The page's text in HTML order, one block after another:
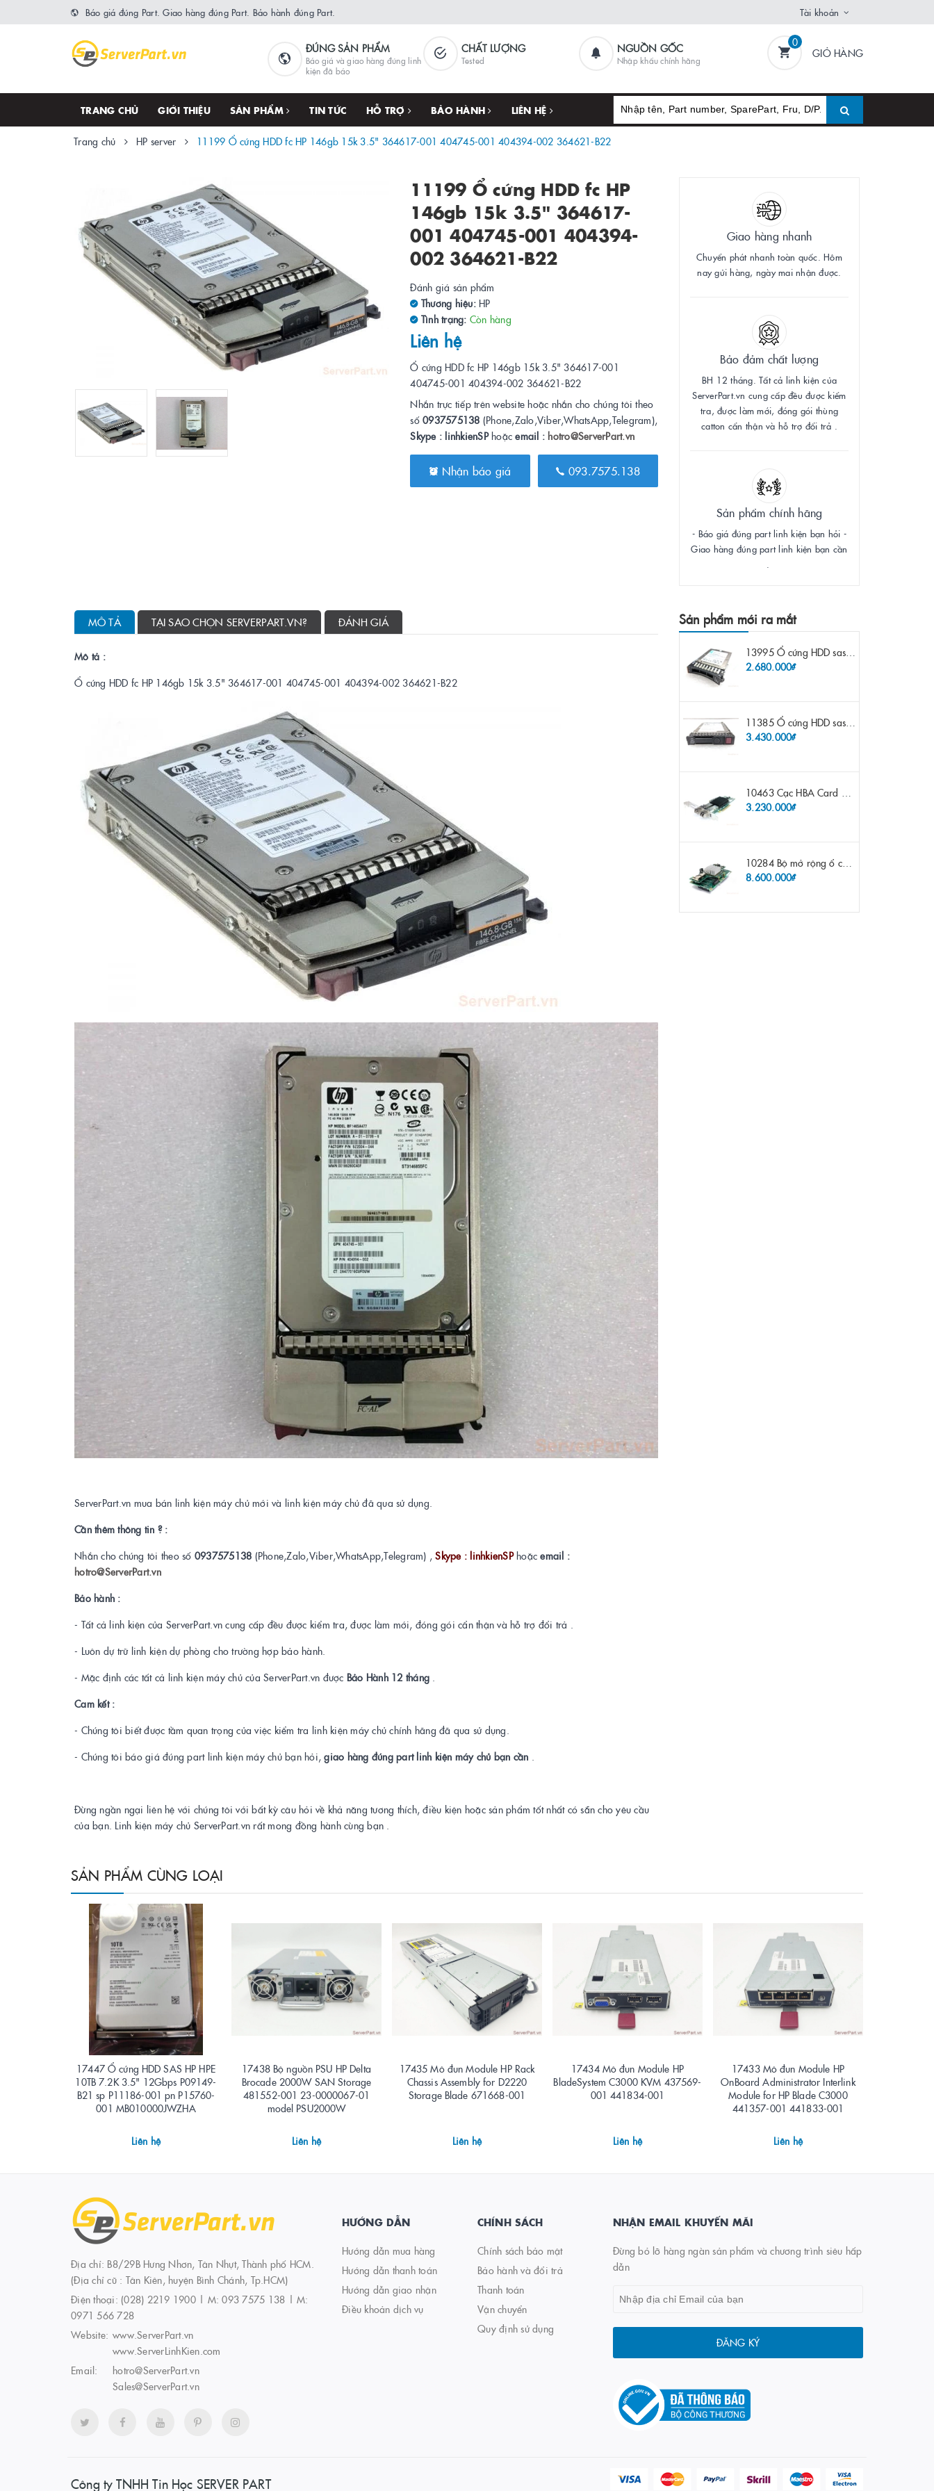
Báo giá đúng Part. Giao hàng đúng Part. Bảo hành đúng Part. Tài khoản
ĐÚNG SẢN PHẨM
Báo giá và giao hàng đúng linh
kiện đã báo
CHẤT LƯỢNG
Tested
NGUỒN GỐC
Nhập khẩu chính hãng
0
GIỎ HÀNG
TRANG CHỦ GIỚI THIỆU SẢN PHẨM TIN TỨC HỖ TRỢ BẢO HÀNH LIÊN HỆ
Trang chủ HP server 11199 Ổ cứng HDD fc HP 146gb 15k 3.5" 364617-001 404745-001 404394-002 364621-B22
11199 Ổ cứng HDD fc HP
146gb 15k 3.5" 364617-
001 404745-001 404394-
002 364621-B22
Đánh giá sản phẩm
Thương hiệu: HP
Tình trạng: Còn hàng
Liên hệ
Ổ cứng HDD fc HP 146gb 15k 3.5" 364617-001
404745-001 404394-002 364621-B22
Nhắn trực tiếp trên website hoặc nhắn cho chúng tôi theo
số0937575138 (Phone,Zalo,Viber,WhatsApp,Telegram),
Skype : linhkienSPhoặcemail : hotro@ServerPart.vn
Nhận báo giá 093.7575.138
Giao hàng nhanh
Chuyển phát nhanh toàn quốc. Hôm
nay gửi hàng, ngày mai nhận được.
Bảo đảm chất lượng
BH 12 tháng. Tất cả linh kiện của
ServerPart.vn cung cấp đều được kiểm
tra, được làm mới, đóng gói thùng
catton cẩn thận và hỗ trợ đổi trả .
Sản phẩm chính hãng
- Báo giá đúng part linh kiện bạn hỏi -
Giao hàng đúng part linh kiện bạn cần
MÔ TẢ TẠI SAO CHỌN SERVERPART.VN? ĐÁNH GIÁ
Mô tả :
Ổ cứng HDD fc HP 146gb 15k 3.5" 364617-001 404745-001 404394-002 364621-B22
ServerPart.vn mua bán linh kiện máy chủ mới và linh kiện máy chủ đã qua sử dụng.
Cần thêm thông tin ? :
Nhắn cho chúng tôi theo số 0937575138 (Phone,Zalo,Viber,WhatsApp,Telegram) ,Skype : linhkienSPhoặcemail :
hotro@ServerPart.vn
Bảo hành :
- Tất cả linh kiện của ServerPart.vn cung cấp đều được kiểm tra, được làm mới, đóng gói cẩn thận và hỗ trợ đổi trả .
- Luôn dự trữ linh kiện dự phòng cho trường hợp bảo hành.
- Mặc định các tất cả linh kiện máy chủ của ServerPart.vn được Bảo Hành 12 tháng .
Cam kết :
- Chúng tôi biết được tầm quan trọng của việc kiểm tra linh kiện máy chủ chính hãng đã qua sử dụng.
- Chúng tôi báo giá đúng part linh kiện máy chủ bạn hỏi,giao hàng đúng part linh kiện máy chủ bạn cần .
Đừng ngần ngại liên hệ với chúng tôi với bất kỳ câu hỏi về khả năng tương thích, điều kiện hoặc sản phẩm tốt nhất có sẵn cho yêu cầu
của bạn. Linh kiện máy chủ ServerPart.vn rất mong đồng hành cùng bạn .
Sản phẩm mới ra mắt
13995 Ổ cứng HDD sas IBM 300gb 10k 2.5" 6G fru 44W2265 opt 44W2264 pn 44W2268 ST9300503SS
2.680.000₫
11385 Ổ cứng HDD sas HP 600gb 10k 2.5" sp 653957-001 pn 619286-003 pn 641552-003 pn 689287-003 652583-B21
3.430.000₫
10463 Cạc HBA Card FC IBM Emulex LPE12002 8Gb 2 port FC SFP fru 42D0500 pn 42D0496 opt 42D0494 LPE12002
3.230.000₫
10284 Bộ mở rộng ổ cứng IBM Lenovo x3650 m4 69Y5319 8x 2.5" HS HDD Assembly Kit with Expander
8.600.000₫
SẢN PHẨM CÙNG LOẠI
17447 Ổ cứng HDD SAS HP HPE
10TB 7.2K 3.5" 12Gbps P09149-
B21 sp P11186-001 pn P15760-
001 MB010000JWZHA
Liên hệ
17438 Bộ nguồn PSU HP Delta
Brocade 2000W SAN Storage
481552-001 23-0000067-01
model PSU2000W
Liên hệ
17435 Mô đun Module HP Rack
Chassis Assembly for D2220
Storage Blade 671668-001
Liên hệ
17434 Mô đun Module HP
BladeSystem C3000 KVM 437569-
001 441834-001
Liên hệ
17433 Mô đun Module HP
OnBoard Administrator Interlink
Module for HP Blade C3000
441357-001 441833-001
Liên hệ
Địa chỉ: B8/29B Hưng Nhơn, Tân Nhựt, Thành phố HCM.
(Địa chỉ cũ : Tân Kiên, huyện Bình Chánh, Tp.HCM)
Điện thoại: (028) 2219 1900 | M: 093 7575 138 | M:
0971 566 728
Website: www.ServerPart.vn
www.ServerLinhKien.com
Email:
hotro@ServerPart.vn
Sales@ServerPart.vn
HƯỚNG DẪN
Hướng dẫn mua hàng
Hướng dẫn thanh toán
Hướng dẫn giao nhận
Điều khoản dịch vụ
CHÍNH SÁCH
Chính sách bảo mật
Bảo hành và đổi trả
Thanh toán
Vận chuyển
Quy định sử dụng
NHẬN EMAIL KHUYẾN MÃI
Đừng bỏ lỡ hàng ngàn sản phẩm và chương trình siêu hấp
dẫn
ĐĂNG KÝ
Công ty TNHH Tin Học SERVER PART